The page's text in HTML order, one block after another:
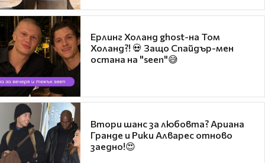
Ерлинг Холанд ghost-на Том
Холанд?! 💀 Защо Спайдър-мен
остана на "seen"😅
Втори шанс за любовта? Ариана
Гранде и Рики Алварес отново
заедно!😍